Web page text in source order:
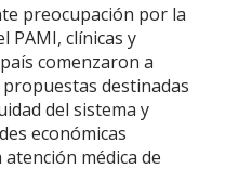
preocupación por la
PAMI, clínicas y
comenzaron a
destinadas
del sistema y
económicas
médica de